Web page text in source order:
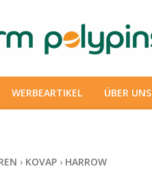
WERBEARTIKEL ÜBER UNS
› KOVAP › HARROW